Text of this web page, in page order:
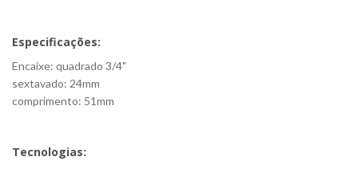
Especificações:
Encaixe: quadrado 3/4"
sextavado: 24mm
comprimento: 51mm
Tecnologias: